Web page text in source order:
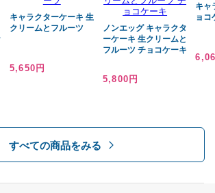
いただくために、冷蔵庫で半日ほどかけて解凍す
キャラクターケーキ 生
クリームとフルーツ
5,650円
ノンエッグ キャラクタ
ーケーキ 生クリームと
フルーツ チョコケーキ
5,800円
キャ
ョコ
すべての商品をみる